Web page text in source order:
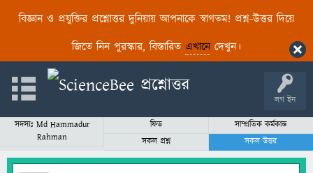
বিজ্ঞান ও প্রযুক্তির প্রশ্নোত্তর দুনিয়ায় আপনাকে স্বাগতম! প্রশ্ন-উত্তর দিয়ে
জিতে নিন পুরস্কার, বিস্তারিত এখানেদেখুন।
লগ ইন
সদস্যঃ Md Hammadur
Rahman
ফিড
সাম্প্রতিক কর্মকান্ড
সকল প্রশ্ন
সকল উত্তর